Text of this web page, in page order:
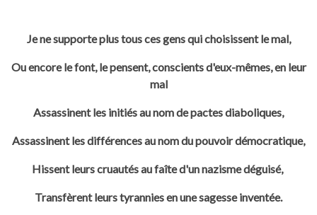
Je ne supporte plus tous ces gens qui choisissent le mal,
Ou encore le font, le pensent, conscients d'eux-mêmes, en leur
mal
Assassinent les initiés au nom de pactes diaboliques,
Assassinent les différences au nom du pouvoir démocratique,
Hissent leurs cruautés au faîte d'un nazisme déguisé,
Transfèrent leurs tyrannies en une sagesse inventée.